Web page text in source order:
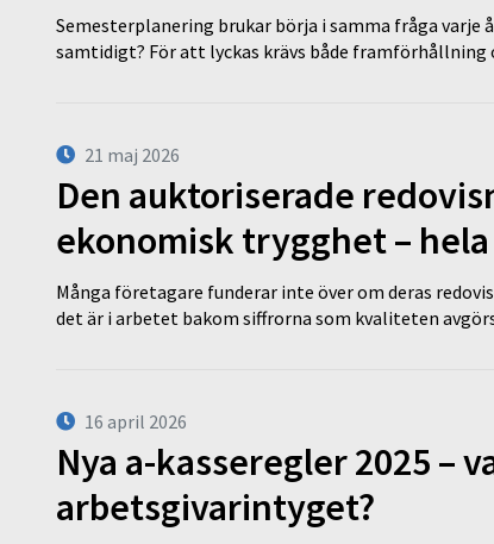
Semesterplanering brukar börja i samma fråga varje
samtidigt? För att lyckas krävs både framförhållning
21 maj 2026
Den auktoriserade
ekonomisk trygghet – hela
Många företagare funderar inte över om deras
det är i arbetet bakom siffrorna som kvaliteten
16 april 2026
Nya a-kasseregler 2025 –
arbetsgivarintyget?